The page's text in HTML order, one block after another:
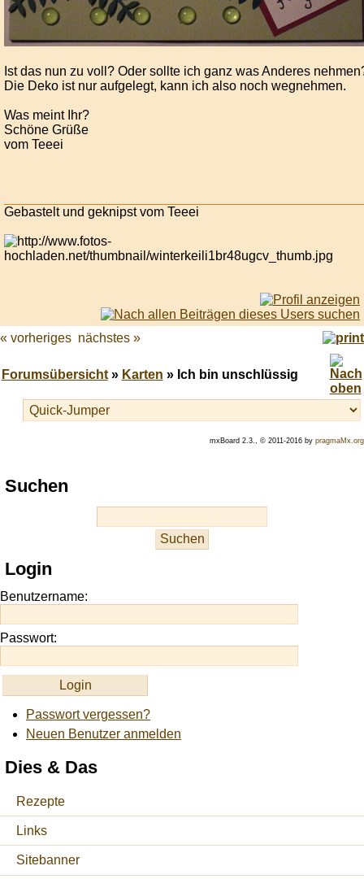
Ist das nun zu voll? Oder sollte ich ganz was Anderes
Die Deko ist nur aufgelegt, kann ich also noch wegnehmen.
Was meint Ihr?
Schöne Grüße
vom Teeei
Gebastelt und geknipst vom Teeei
« vorheriges nächstes »
Forumsübersicht» Karten » Ich bin unschlüssig
mxBoard 2.3., © 2011-2016 by pragmaMx.org
Play
best
site
https://onlineslots.money/
Suchen
Login
Benutzername:
Passwort:
Passwort vergessen?
Neuen Benutzer anmelden
Dies & Das
Rezepte
Links
Sitebanner